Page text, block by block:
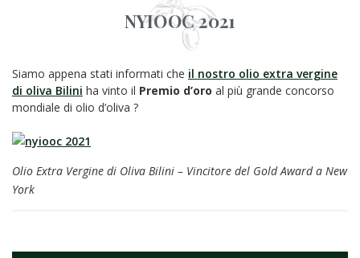
NYIOOC 2021
Siamo appena stati informati che il nostro olio extra vergine
di oliva Bilini ha vinto il Premio d’oro al più grande concorso
mondiale di olio d’oliva ?
Olio Extra Vergine di Oliva Bilini – Vincitore del Gold Award a New
York